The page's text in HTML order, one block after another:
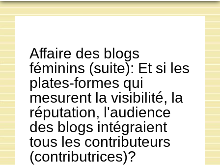
Affaire des blogs
féminins (suite): Et si les
plates-formes qui
mesurent la visibilité, la
réputation, l'audience
des blogs intégraient
tous les contributeurs
(contributrices)?